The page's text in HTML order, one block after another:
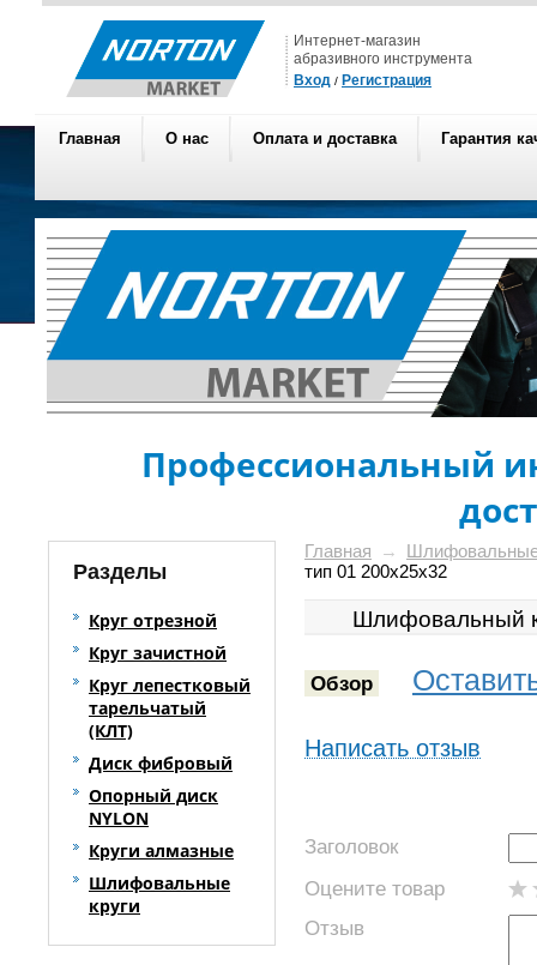
Интернет-магазин
абразивного инструмента
Вход / Регистрация
Главная О нас Оплата и доставка Гарантия
Профессиональный
Разделы
Круг отрезной
Круг зачистной
Круг лепестковый
тарельчатый
(КЛТ)
Диск фибровый
Опорный диск
NYLON
Круги алмазные
Шлифовальные
круги
Главная →
Шлифовальные
тип 01 200х25х32
Шлифовальный
Обзор
Написать отзыв
Заголовок
Оцените товар
Отзыв